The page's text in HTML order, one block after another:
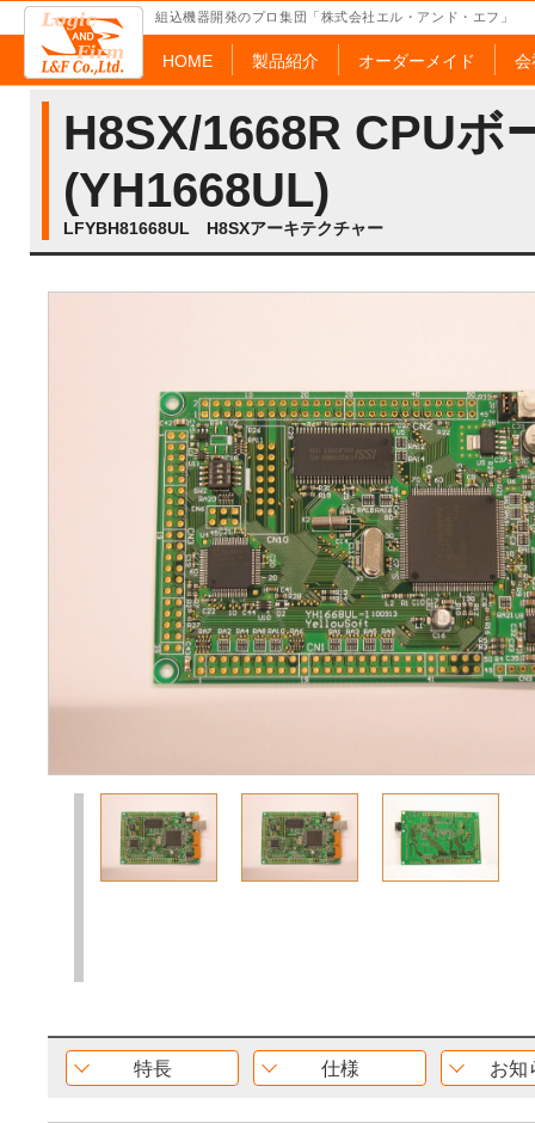
組込機器開発のプロ集団「株式会社エル・アンド・エフ」
HOME 製品紹介 オーダーメイド 会
H8SX/1668R CPUボ
(YH1668UL)
LFYBH81668UL H8SXアーキテクチャー
特長 仕様 お知